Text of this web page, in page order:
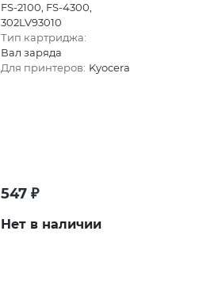
FS-2100, FS-4300,
302LV93010
Тип картриджа:
Вал заряда
Для принтеров: Kyocera
547₽
Нет в наличии